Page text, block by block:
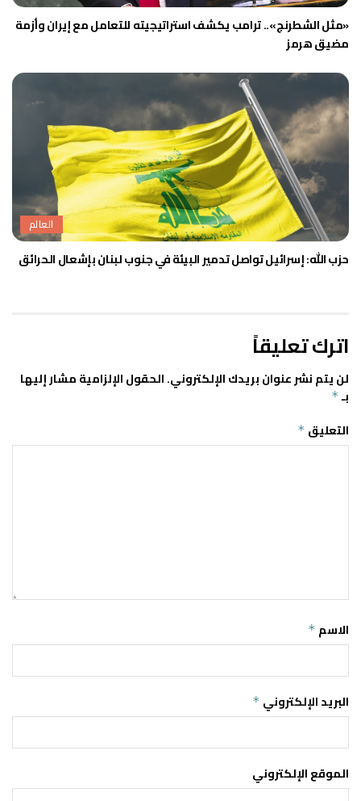
«مثل الشطرنج».. ترامب يكشف استراتيجيته للتعامل مع إيران وأزمة
مضيق هرمز
العالم
حزب الله: إسرائيل تواصل تدمير البيئة في جنوب لبنان بإشعال الحرائق
اترك تعليقاً
لن يتم نشر عنوان بريدك الإلكتروني.الحقول الإلزامية مشار إليها
بـ *
التعليق *
الاسم *
البريد الإلكتروني *
الموقع الإلكتروني